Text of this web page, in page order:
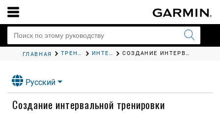
ГЛАВНАЯ ТРЕНИРОВКА ИНТЕРВАЛЬНЫЕ ТРЕНИРОВКИ СОЗДАНИЕ ИНТЕРВАЛЬНОЙ ТРЕНИРОВКИ
Русский
Создание интервальной тренировки